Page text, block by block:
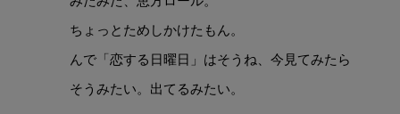
ちょっとためしかけたもん。
んで「恋する日曜日」はそうね、今見てみたら
そうみたい。出てるみたい。